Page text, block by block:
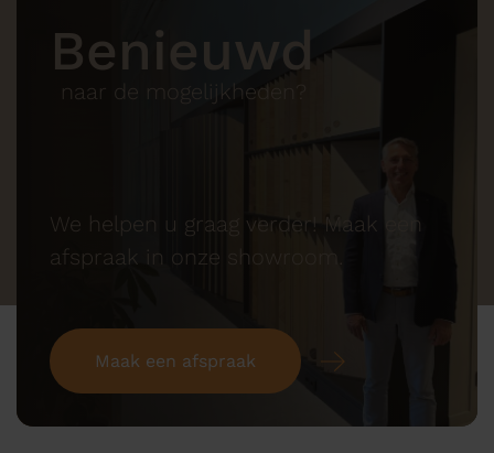
Benieuwd
naar de mogelijkheden?
We helpen u graag verder! Maak een
afspraak in onze showroom.
Maak een afspraak